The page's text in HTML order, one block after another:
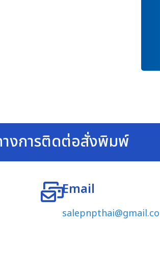
งการติดต่อสั่งพิมพ์
Email